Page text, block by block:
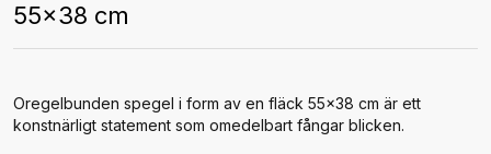
55x38 cm
Oregelbunden spegel i form av en fläck 55x38 cm är ett
konstnärligt statement som omedelbart fångar blicken.